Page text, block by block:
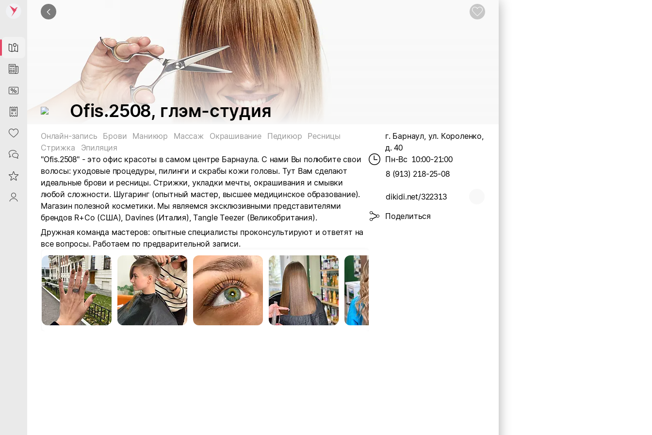
Map
News
DiscountCard
Purchases
Heart
Contacts
Reviews
ProfileSaby
Ofis.2508, глэм-студия
Онлайн-запись Брови Маникюр Массаж Окрашивание Педикюр
Ресницы
Стрижка
Эпиляция
"Ofis.2508" - это офис красоты в самом центре Барнаула. С нами Вы полюбите свои
волосы: уходовые процедуры, пилинги и скрабы кожи головы. Тут Вам сделают
идеальные брови и ресницы. Стрижки, укладки мечты, окрашивания и смывки
любой сложности. Шугаринг (опытный мастер, высшее медицинское образование).
Магазин полезной косметики. Мы являемся эксклюзивными представителями
брендов R+Сo (США), Davines (Италия), Tangle Teezer (Великобритания).
Дружная команда мастеров: опытные специалисты проконсультируют и ответят на
все вопросы. Работаем по предварительной записи.
г. Барнаул, ул. Короленко,
д. 40
Пн-Вс 10:00-21:00
8 (913) 218-25-08
dikidi.net/322313
Поделиться